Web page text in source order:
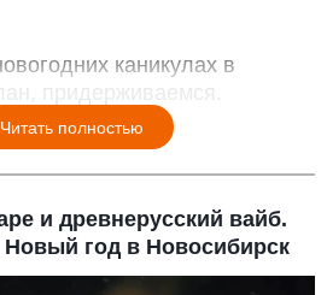
каникулах в
придерживаемся.
Читать полностью
и древнерусский вайб.
Новый год в Новосибирск